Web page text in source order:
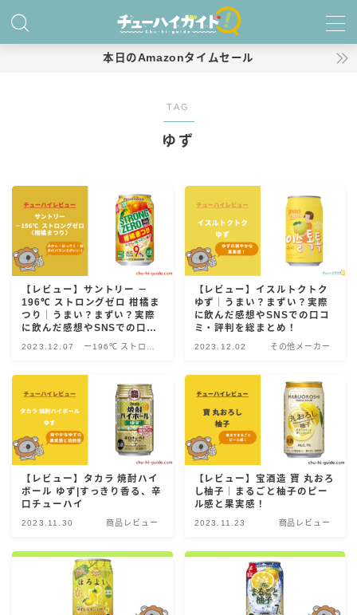
商品レビュー
キリン
氷結
氷結 無糖
氷結 ストロング
麒麟特製サワー
麒麟 発酵サワー
麹レモンサワー
スミノフ セルツァー
サントリー
ー196℃ ストロングゼロ
ー196℃ 瞬間凍結
ー196℃ ザ・まるごと
CRAFT－196℃
こだわり酒場
本日のAmazonタイムセール
TAG
ゆず
【レビュー】サントリー －
196℃ ストロングゼロ 柑橘ま
つり｜うまい？まずい？実際
に飲んだ感想やSNSでの口コ
2023.12.07
ー196℃ ストロン
【レビュー】イスルトクトク
ゆず｜うまい？まずい？実際
に飲んだ感想やSNSでの口コ
ミ・評判を総まとめ！
2023.12.02 その他メーカー
【レビュー】タカラ 焼酎ハイ
ボール ゆず|すっきり香る、辛
口チューハイ
2023.11.30 商品レビュー
【レビュー】宝酒造 寶 丸おろ
し柚子｜まるごと柚子のピー
ル感と果実感！
2023.11.23 商品レビュー